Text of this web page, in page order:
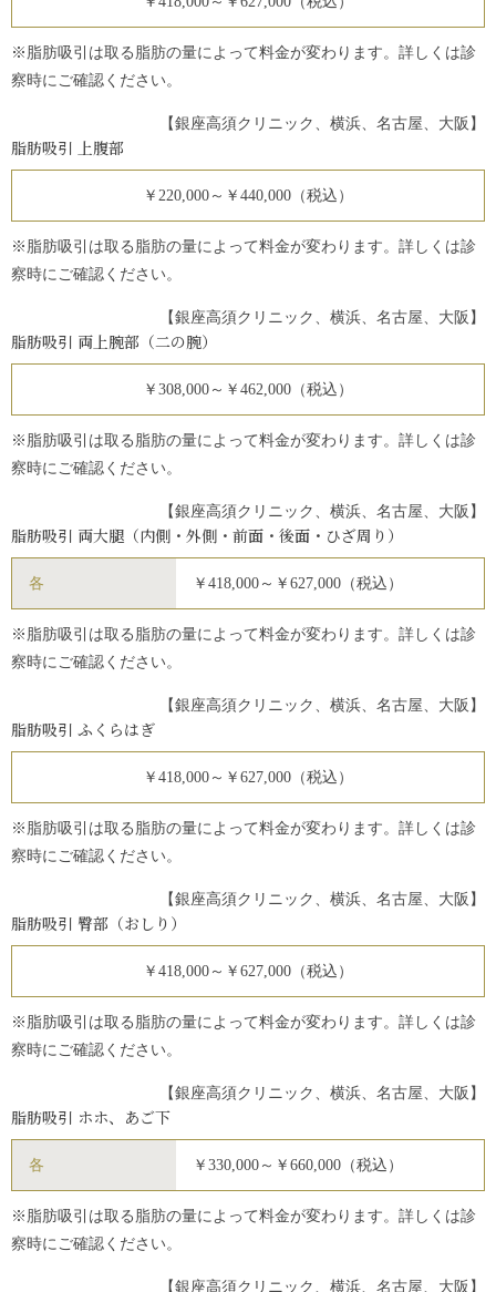
※脂肪吸引は取る脂肪の量によって料金が変わります。詳しくは診
察時にご確認ください。
【銀座高須クリニック、横浜、名古屋、大阪】
脂肪吸引 上腹部
￥220,000～￥440,000（税込）
※脂肪吸引は取る脂肪の量によって料金が変わります。詳しくは診
察時にご確認ください。
【銀座高須クリニック、横浜、名古屋、大阪】
脂肪吸引 両上腕部（二の腕）
￥308,000～￥462,000（税込）
※脂肪吸引は取る脂肪の量によって料金が変わります。詳しくは診
察時にご確認ください。
【銀座高須クリニック、横浜、名古屋、大阪】
脂肪吸引 両大腿（内側・外側・前面・後面・ひざ周り）
各 ￥418,000～￥627,000（税込）
※脂肪吸引は取る脂肪の量によって料金が変わります。詳しくは診
察時にご確認ください。
【銀座高須クリニック、横浜、名古屋、大阪】
脂肪吸引 ふくらはぎ
￥418,000～￥627,000（税込）
※脂肪吸引は取る脂肪の量によって料金が変わります。詳しくは診
察時にご確認ください。
【銀座高須クリニック、横浜、名古屋、大阪】
脂肪吸引 臀部（おしり）
￥418,000～￥627,000（税込）
※脂肪吸引は取る脂肪の量によって料金が変わります。詳しくは診
察時にご確認ください。
【銀座高須クリニック、横浜、名古屋、大阪】
脂肪吸引 ホホ、あご下
各 ￥330,000～￥660,000（税込）
※脂肪吸引は取る脂肪の量によって料金が変わります。詳しくは診
察時にご確認ください。
【銀座高須クリニック、横浜、名古屋、大阪】